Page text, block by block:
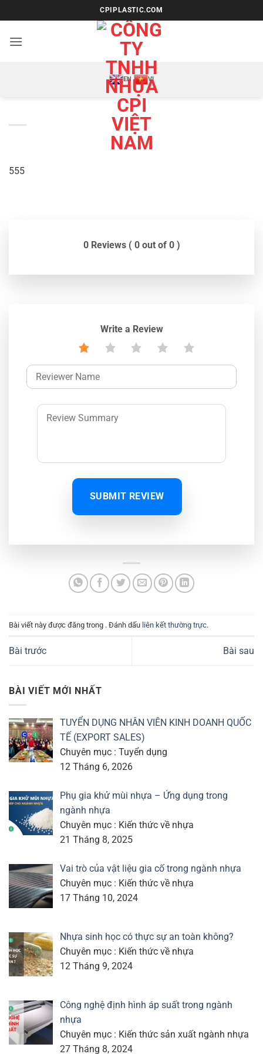
qua
nội
CPIPLASTIC.COM
EN VI
555
0 Reviews ( 0 out of 0 )
Write a Review
SUBMIT REVIEW
Bài viết này được đăng trong . Đánh dấu liên kết thường trực.
Bài trước Bài sau
BÀI VIẾT MỚI NHẤT
TUYỂN DỤNG NHÂN VIÊN KINH DOANH QUỐC
TẾ (EXPORT SALES)
Chuyên mục : Tuyển dụng
12 Tháng 6, 2026
Phụ gia khử mùi nhựa – Ứng dụng trong
ngành nhựa
Chuyên mục : Kiến thức về nhựa
21 Tháng 8, 2025
Vai trò của vật liệu gia cố trong ngành nhựa
Chuyên mục : Kiến thức về nhựa
17 Tháng 10, 2024
Nhựa sinh học có thực sự an toàn không?
Chuyên mục : Kiến thức về nhựa
12 Tháng 9, 2024
Công nghệ định hình áp suất trong ngành
nhựa
Chuyên mục : Kiến thức sản xuất ngành nhựa
27 Tháng 8, 2024